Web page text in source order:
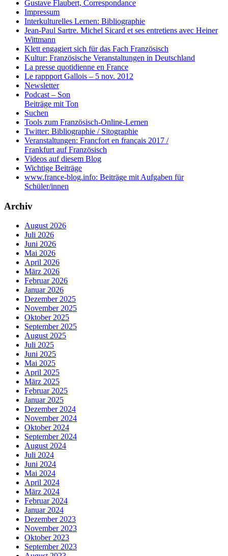
Gustave Flaubert, Correspondance
Impressum
Interkulturelles Lernen: Bibliographie
Jean-Paul Sartre. Michel Sicard et ses entretiens avec Heiner
Wittmann
Klett engagiert sich für das Fach Französisch
Kultur: Französische Veranstaltungen in Deutschland
La presse quotidienne en France
Le rappport Gallois – 5 nov. 2012
Newsletter
Podcast – Son
Beiträge mit Ton
Suchen
Tools zum Französisch-Online-Lernen
Twitter: Bibliographie / Sitographie
Veranstaltungen: Francfort en français 2017 /
Frankfurt auf Französisch
Videos auf diesem Blog
Wichtige Beiträge
www.france-blog.info: Beiträge mit Aufgaben für
Schüler/innen
Archiv
August 2026
Juli 2026
Juni 2026
Mai 2026
April 2026
März 2026
Februar 2026
Januar 2026
Dezember 2025
November 2025
Oktober 2025
September 2025
August 2025
Juli 2025
Juni 2025
Mai 2025
April 2025
März 2025
Februar 2025
Januar 2025
Dezember 2024
November 2024
Oktober 2024
September 2024
August 2024
Juli 2024
Juni 2024
Mai 2024
April 2024
März 2024
Februar 2024
Januar 2024
Dezember 2023
November 2023
Oktober 2023
September 2023